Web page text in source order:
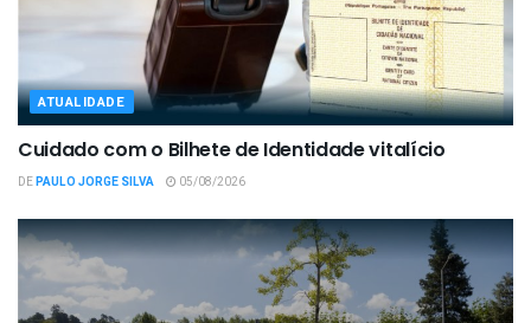
ATUALIDADE
Cuidado com o Bilhete de Identidade vitalício
DEPAULO JORGE SILVA 05/08/2026